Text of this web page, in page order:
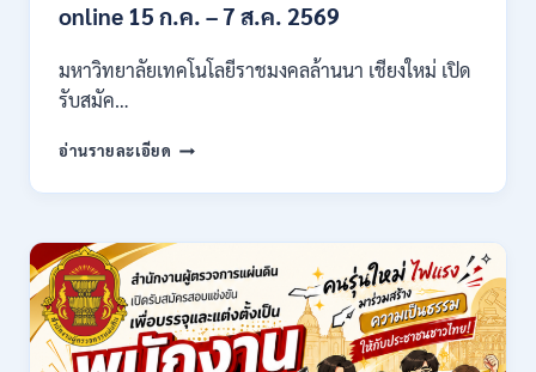
online 15 ก.ค. – 7 ส.ค. 2569
มหาวิทยาลัยเทคโนโลยีราชมงคลล้านนา เชียงใหม่ เปิด
รับสมัค…
อ่านรายละเอียด มหาวิทยาลัย
ราช
ล้าน
เชียงใหม่
เปิด
รับ
สมัคร